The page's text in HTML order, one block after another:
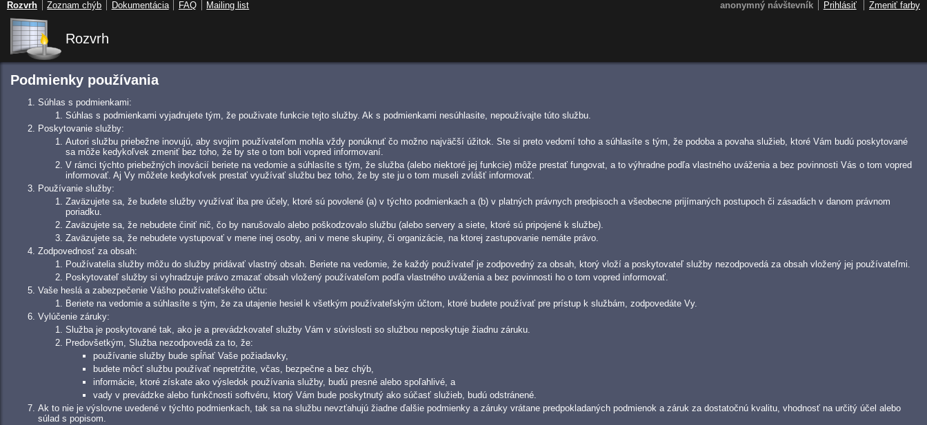
Rozvrh
Podmienky používania
Súhlas s podmienkami:
Súhlas s podmienkami vyjadrujete tým, že použivate funkcie tejto služby. Ak s podmienkami nesúhlasite, nepoužívajte túto službu.
Poskytovanie služby:
Autori službu priebežne inovujú, aby svojim používateľom mohla vždy ponúknuť čo možno najväčší úžitok. Ste si preto vedomí toho a súhlasíte s tým, že podoba a povaha služieb, ktoré Vám budú poskytované
sa môže kedykoľvek zmeniť bez toho, že by ste o tom boli vopred informovaní.
V rámci týchto priebežných inovácií beriete na vedomie a súhlasíte s tým, že služba (alebo niektoré jej funkcie) môže prestať fungovat, a to výhradne podľa vlastného uváženia a bez povinnosti Vás o tom vopred
informovať. Aj Vy môžete kedykoľvek prestať využívať službu bez toho, že by ste ju o tom museli zvlášť informovať.
Používanie služby:
Zaväzujete sa, že budete služby využívať iba pre účely, ktoré sú povolené (a) v týchto podmienkach a (b) v platných právnych predpisoch a všeobecne prijímaných postupoch či zásadách v danom právnom
poriadku.
Zaväzujete sa, že nebudete činiť nič, čo by narušovalo alebo poškodzovalo službu (alebo servery a siete, ktoré sú pripojené k službe).
Zaväzujete sa, že nebudete vystupovať v mene inej osoby, ani v mene skupiny, či organizácie, na ktorej zastupovanie nemáte právo.
Zodpovednosť za obsah:
Používatelia služby môžu do služby pridávať vlastný obsah. Beriete na vedomie, že každý používateľ je zodpovedný za obsah, ktorý vloží a poskytovateľ služby nezodpovedá za obsah vložený jej používateľmi.
Poskytovateľ služby si vyhradzuje právo zmazať obsah vložený používateľom podľa vlastného uváženia a bez povinnosti ho o tom vopred informovať.
Vaše heslá a zabezpečenie Vášho používateľského účtu:
Beriete na vedomie a súhlasíte s tým, že za utajenie hesiel k všetkým používateľským účtom, ktoré budete používať pre prístup k službám, zodpovedáte Vy.
Vylúčenie záruky:
Služba je poskytované tak, ako je a prevádzkovateľ služby Vám v súvislosti so službou neposkytuje žiadnu záruku.
Predovšetkým, Služba nezodpovedá za to, že:
používanie služby bude spĺňať Vaše požiadavky,
budete môcť službu používať nepretržite, včas, bezpečne a bez chýb,
informácie, ktoré získate ako výsledok používania služby, budú presné alebo spoľahlivé, a
vady v prevádzke alebo funkčnosti softvéru, ktorý Vám bude poskytnutý ako súčasť služieb, budú odstránené.
Ak to nie je výslovne uvedené v týchto podmienkach, tak sa na službu nevzťahujú žiadne ďalšie podmienky a záruky vrátane predpokladaných podmienok a záruk za dostatočnú kvalitu, vhodnosť na určitý účel alebo
súlad s popisom.
anonymný návštevník Prihlásiť Zmeniť farby
Rozvrh Zoznam chýb Dokumentácia FAQ Mailing list